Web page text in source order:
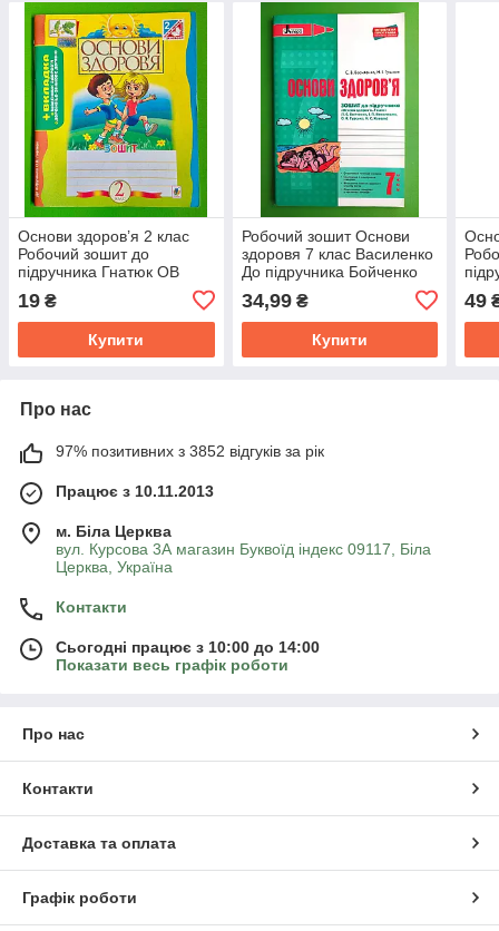
Основи здоров’я 2 клас
Робочий зошит до
підручника Гнатюк ОВ
видавництво Богдан
19 ₴
Купити
Робочий зошит Основи
здоровя 7 клас Василенко
До підручника Бойченко
34,99₴
Купити
49
Про нас
97% позитивних з 3852 відгуків за рік
Працює з 10.11.2013
м. Біла Церква
вул. Курсова 3А магазин Буквоїд індекс 09117, Біла
Церква, Україна
Контакти
Сьогодні працює з 10:00 до 14:00
Показати весь графік роботи
Про нас
Контакти
Доставка та оплата
Графік роботи